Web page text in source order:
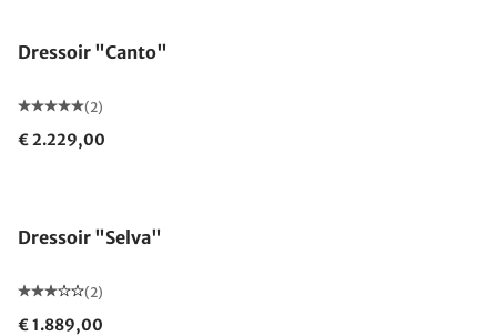
Dressoir "Canto"
(2)
€ 2.229,00
Dressoir "Selva"
(2)
€ 1.889,00